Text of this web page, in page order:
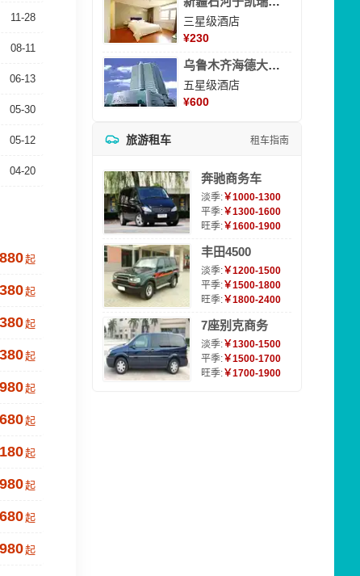
11-28
08-11
06-13
05-30
05-12
04-20
起
起
起
起
起
起
起
起
起
起
三星级酒店
¥230
乌鲁木齐海德大酒店
五星级酒店
¥600
旅游租车 租车指南
奔驰商务车
淡季:￥1000-1300
平季:￥1300-1600
旺季:￥1600-1900
丰田4500
淡季:￥1200-1500
平季:￥1500-1800
旺季:￥1800-2400
7座别克商务
淡季:￥1300-1500
平季:￥1500-1700
旺季:￥1700-1900